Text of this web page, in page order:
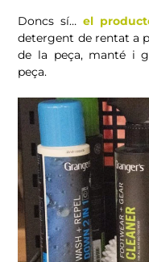
Doncs sí…el
detergent de rentat a
de la peça, manté i
peça.